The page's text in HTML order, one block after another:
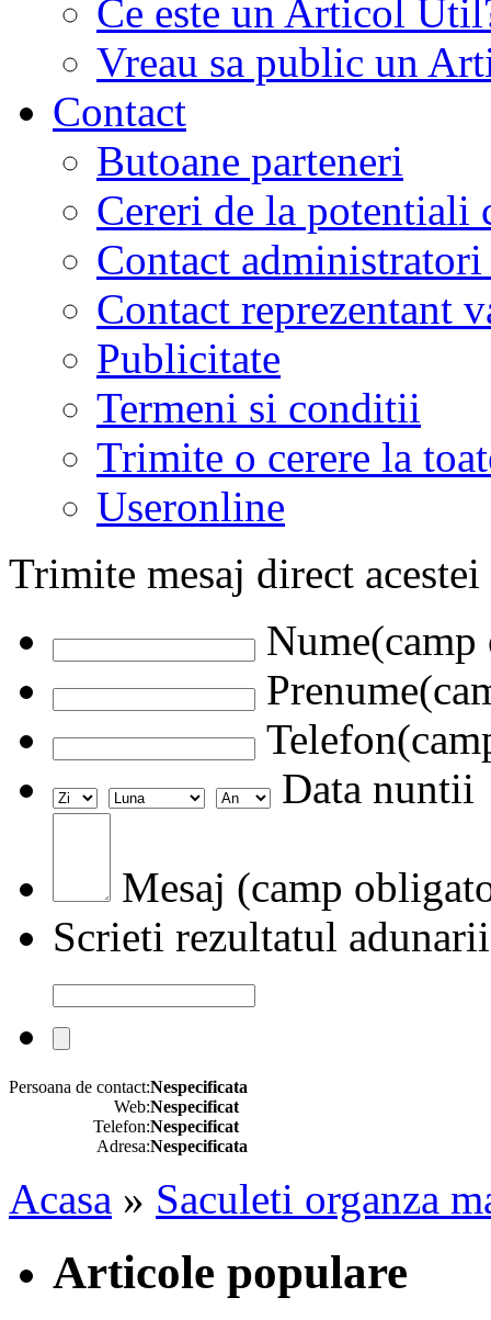
Ce este un Articol
Vreau sa public un
Contact
Butoane parteneri
Cereri de la potentiali
Contact
Contact reprezentant
Publicitate
Termeni si conditii
Trimite o cerere la
Useronline
Trimite mesaj direct
Data nuntii
Mesaj (camp
Scrieti rezultatul adunarii
Persoana de contact:Nespecificata
Web:Nespecificat
Telefon:Nespecificat
Adresa:Nespecificata
Acasa » Saculeti organza
Articole populare